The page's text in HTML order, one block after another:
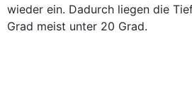
wieder ein. Dadurch liegen die
Grad meist unter 20 Grad.